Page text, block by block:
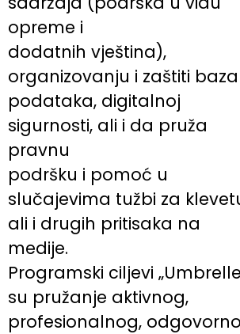
opreme i
dodatnih vještina),
organizovanju i zaštiti baza
podataka, digitalnoj
sigurnosti, ali i da pruža
pravnu
podršku i pomoć u
slučajevima tužbi za
ali i drugih pritisaka na
medije.
Programski ciljevi
su pružanje aktivnog,
profesionalnog,